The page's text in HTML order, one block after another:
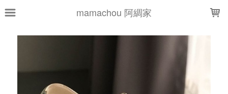
mamachou 阿綢家